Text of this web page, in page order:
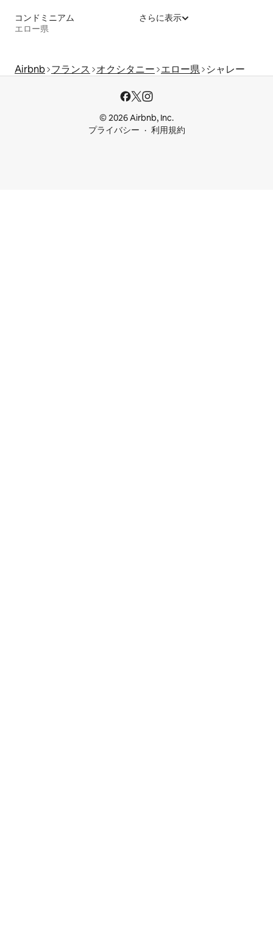
コンドミニアム
エロー県
さらに表示
Airbnb フランス オクシタニー エロー県 シャレー
© 2026 Airbnb, Inc.
プライバシー
利用規約